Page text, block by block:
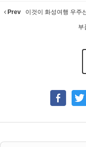
Prev 이것이 화성여행 우주
부